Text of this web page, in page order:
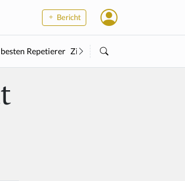
Bericht
Repetierer Zielstock